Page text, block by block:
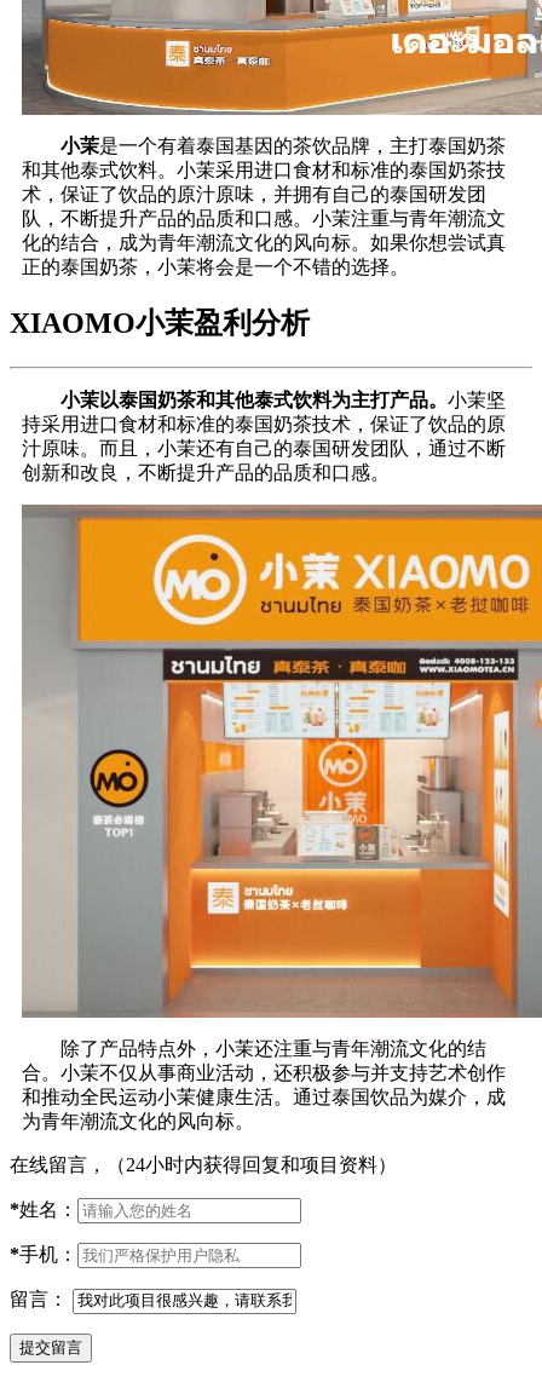
小茉是一个有着泰国基因的茶饮品牌，主打泰国奶茶
和其他泰式饮料。小茉采用进口食材和标准的泰国奶茶技
术，保证了饮品的原汁原味，并拥有自己的泰国研发团
队，不断提升产品的品质和口感。小茉注重与青年潮流文
化的结合，成为青年潮流文化的风向标。如果你想尝试真
正的泰国奶茶，小茉将会是一个不错的选择。
XIAOMO小茉盈利分析
小茉以泰国奶茶和其他泰式饮料为主打产品。 小茉坚
持采用进口食材和标准的泰国奶茶技术，保证了饮品的原
汁原味。而且，小茉还有自己的泰国研发团队，通过不断
创新和改良，不断提升产品的品质和口感。
除了产品特点外，小茉还注重与青年潮流文化的结
合。小茉不仅从事商业活动，还积极参与并支持艺术创作
和推动全民运动小茉健康生活。通过泰国饮品为媒介，成
为青年潮流文化的风向标。
在线留言，（24小时内获得回复和项目资料）
*姓名：
*手机：
留言：